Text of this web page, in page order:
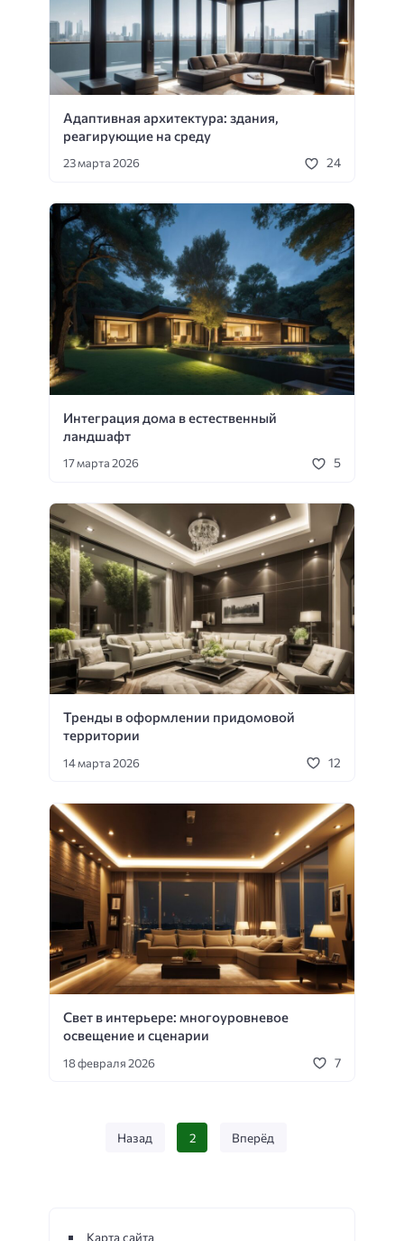
Адаптивная архитектура: здания,
реагирующие на среду
23 марта 2026 24
Интеграция дома в естественный
ландшафт
17 марта 2026 5
Тренды в оформлении придомовой
территории
14 марта 2026 12
Свет в интерьере: многоуровневое
освещение и сценарии
18 февраля 2026 7
Назад 2 Вперёд
Карта сайта